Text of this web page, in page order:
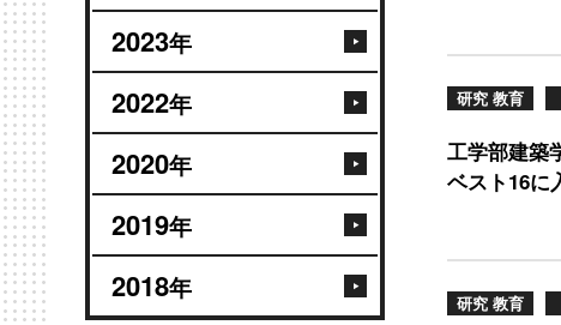
2023年
2022年
2020年
2019年
2018年
研究 教育
工学部建築
ベスト16に
研究 教育